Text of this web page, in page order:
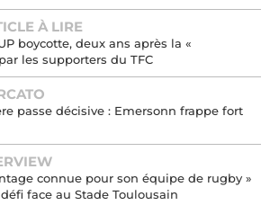
À LIRE
boycotte, deux ans après la «
les supporters du TFC
passe décisive : Emersonn frappe fort
connue pour son équipe de rugby »
face au Stade Toulousain